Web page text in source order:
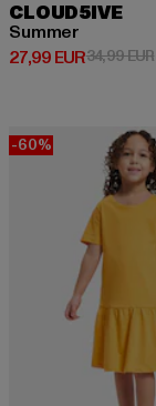
CLOUD5IVE
Summer
27,99 EUR
Derzeitiger Preis:
34,99 EUR
-60%